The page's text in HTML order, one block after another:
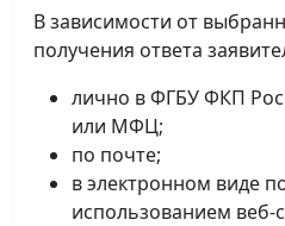
В зависимости от
получения ответа
лично в ФГБУ ФКП
или МФЦ;
по почте;
в электронном виде
использованием веб-